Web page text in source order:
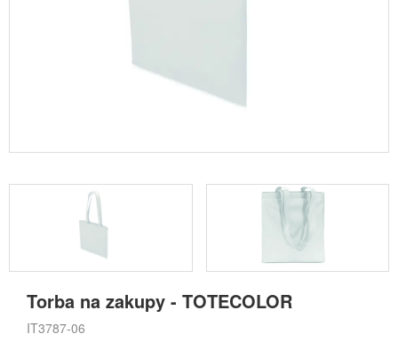
Torba na zakupy - TOTECOLOR
IT3787-06